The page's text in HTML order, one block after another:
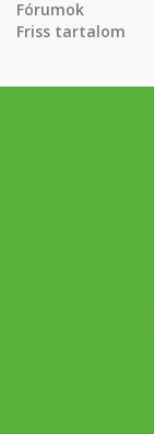
Fórumok
Friss tartalom